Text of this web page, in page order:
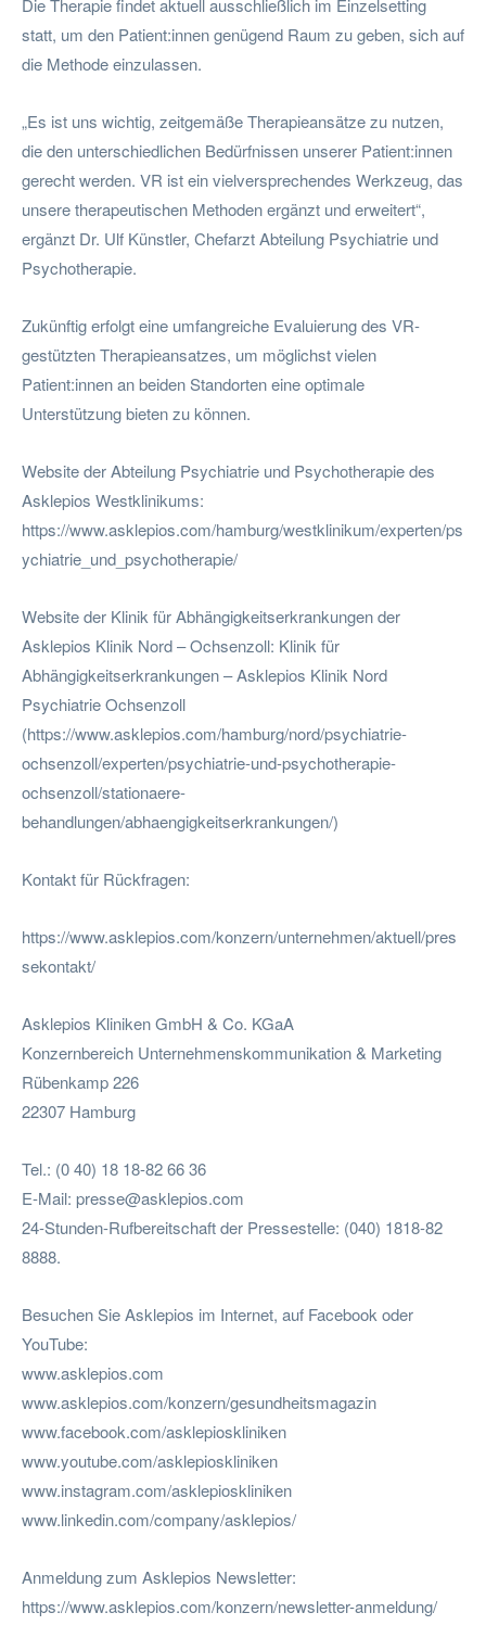
Die Therapie findet aktuell ausschließlich im Einzelsetting
statt, um den Patient:innen genügend Raum zu geben, sich auf
die Methode einzulassen.
„Es ist uns wichtig, zeitgemäße Therapieansätze zu nutzen,
die den unterschiedlichen Bedürfnissen unserer Patient:innen
gerecht werden. VR ist ein vielversprechendes Werkzeug, das
unsere therapeutischen Methoden ergänzt und erweitert“,
ergänzt Dr. Ulf Künstler, Chefarzt Abteilung Psychiatrie und
Psychotherapie.
Zukünftig erfolgt eine umfangreiche Evaluierung des VR-
gestützten Therapieansatzes, um möglichst vielen
Patient:innen an beiden Standorten eine optimale
Unterstützung bieten zu können.
Website der Abteilung Psychiatrie und Psychotherapie des
Asklepios Westklinikums:
https://www.asklepios.com/hamburg/westklinikum/experten/ps
ychiatrie_und_psychotherapie/
Website der Klinik für Abhängigkeitserkrankungen der
Asklepios Klinik Nord – Ochsenzoll: Klinik für
Abhängigkeitserkrankungen – Asklepios Klinik Nord
Psychiatrie Ochsenzoll
(https://www.asklepios.com/hamburg/nord/psychiatrie-
ochsenzoll/experten/psychiatrie-und-psychotherapie-
ochsenzoll/stationaere-
behandlungen/abhaengigkeitserkrankungen/)
Kontakt für Rückfragen:
https://www.asklepios.com/konzern/unternehmen/aktuell/pres
sekontakt/
Asklepios Kliniken GmbH & Co. KGaA
Konzernbereich Unternehmenskommunikation & Marketing
Rübenkamp 226
22307 Hamburg
Tel.: (0 40) 18 18-82 66 36
E-Mail: presse@asklepios.com
24-Stunden-Rufbereitschaft der Pressestelle: (040) 1818-82
8888.
Besuchen Sie Asklepios im Internet, auf Facebook oder
YouTube:
www.asklepios.com
www.asklepios.com/konzern/gesundheitsmagazin
www.facebook.com/asklepioskliniken
www.youtube.com/asklepioskliniken
www.instagram.com/asklepioskliniken
www.linkedin.com/company/asklepios/
Anmeldung zum Asklepios Newsletter:
https://www.asklepios.com/konzern/newsletter-anmeldung/